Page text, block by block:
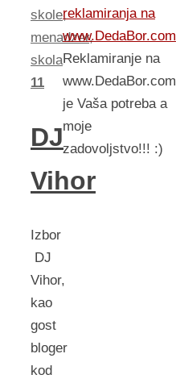
skole,
menadzer,
skola
11
DJ
Vihor
Izbor
DJ
Vihor,
kao
gost
bloger
kod
reklamiranja na
www.DedaBor.com
Reklamiranje na
www.DedaBor.com
je Vaša potreba a
moje
zadovoljstvo!!! :)